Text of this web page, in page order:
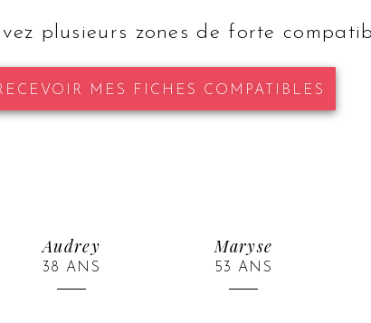
plusieurs zones de forte
MES FICHES COMPATIBLES
Audrey
38 ANS
Maryse
53 ANS